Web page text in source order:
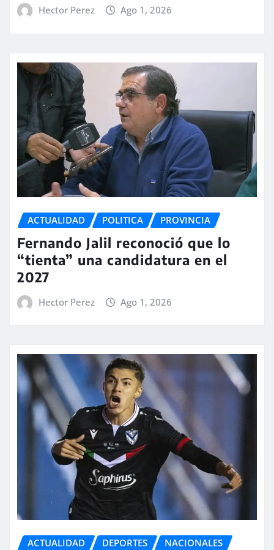
Hector Perez Ago 1, 2026
ACTUALIDAD POLITICA PROVINCIA
Fernando Jalil reconoció que lo
“tienta” una candidatura en el
2027
Hector Perez Ago 1, 2026
ACTUALIDAD DEPORTES NACIONALES